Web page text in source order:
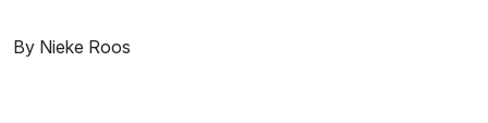
By Nieke Roos